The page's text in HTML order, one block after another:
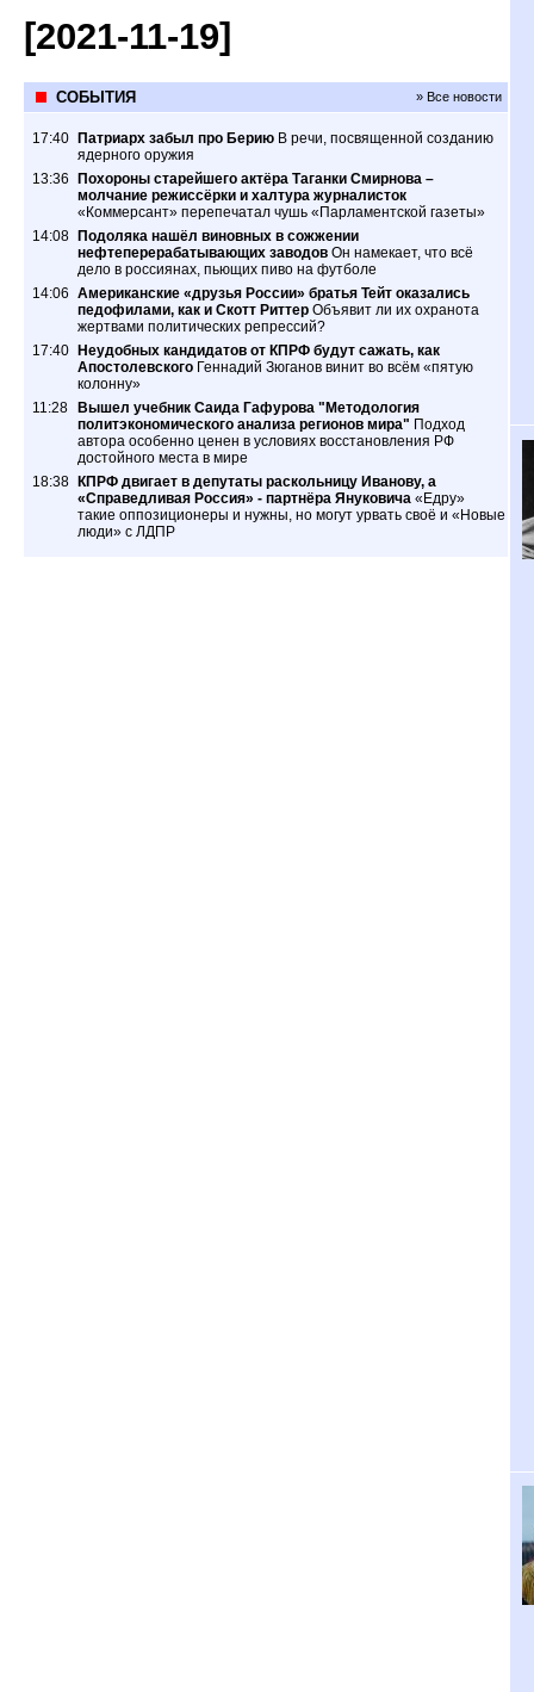
[2021-11-19]
СОБЫТИЯ » Все новости
17:40 Патриарх забыл про Берию В речи, посвященной созданию
ядерного оружия
13:36 Похороны старейшего актёра Таганки Смирнова –
молчание режиссёрки и халтура журналисток
«Коммерсант» перепечатал чушь «Парламентской газеты»
14:08 Подоляка нашёл виновных в сожжении
нефтеперерабатывающих заводов Он намекает, что всё
дело в россиянах, пьющих пиво на футболе
14:06 Американские «друзья России» братья Тейт оказались
педофилами, как и Скотт Риттер Объявит ли их охранота
жертвами политических репрессий?
17:40 Неудобных кандидатов от КПРФ будут сажать, как
Апостолевского Геннадий Зюганов винит во всём «пятую
колонну»
11:28 Вышел учебник Саида Гафурова "Методология
политэкономического анализа регионов мира" Подход
автора особенно ценен в условиях восстановления РФ
достойного места в мире
18:38 КПРФ двигает в депутаты раскольницу Иванову, а
«Справедливая Россия» - партнёра Януковича «Едру»
такие оппозиционеры и нужны, но могут урвать своё и «Новые
люди» с ЛДПР